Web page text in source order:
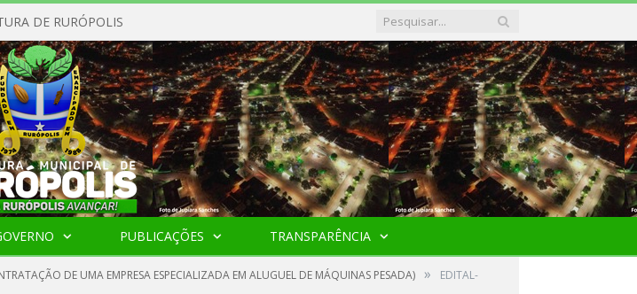
DE RURÓPOLIS
PUBLICAÇÕES TRANSPARÊNCIA
DE UMA EMPRESA ESPECIALIZADA EM ALUGUEL DE MÁQUINAS PESADA) » EDITAL-